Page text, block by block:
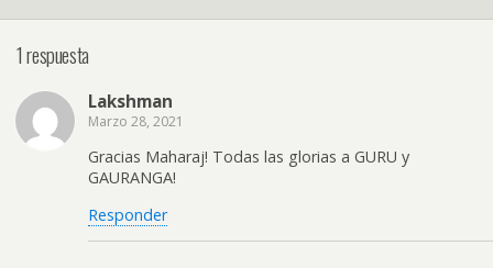
1 respuesta
Lakshman
Marzo 28, 2021
Gracias Maharaj! Todas las glorias a GURU y
GAURANGA!
Responder